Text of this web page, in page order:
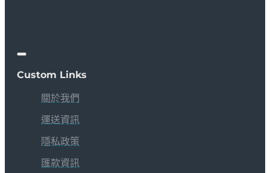
Custom Links
關於我們
運送資訊
隱私政策
匯款資訊